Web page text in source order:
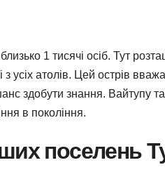
1 тисячі осіб. Тут
усіх атолів. Цей острів
здобути знання. Вайтупу
в покоління.
поселень